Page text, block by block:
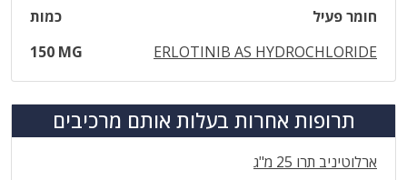
חומר פעיל
כמות
ERLOTINIB AS HYDROCHLORIDE
150 MG
תרופות אחרות בעלות אותם מרכיבים
ארלוטיניב תרו 25 מ"ג